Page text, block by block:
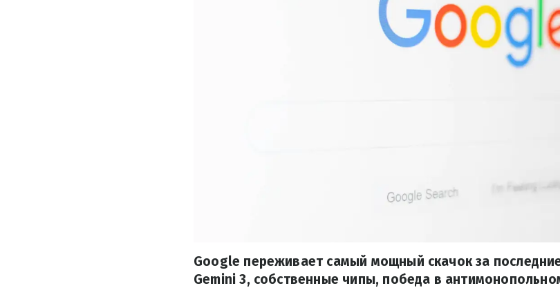
Google переживает самый мощный скачок за
Gemini 3, собственные чипы, победа в